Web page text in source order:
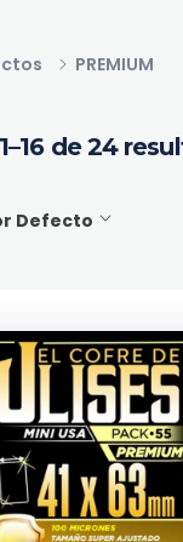
PREMIUM
de 24
Defecto